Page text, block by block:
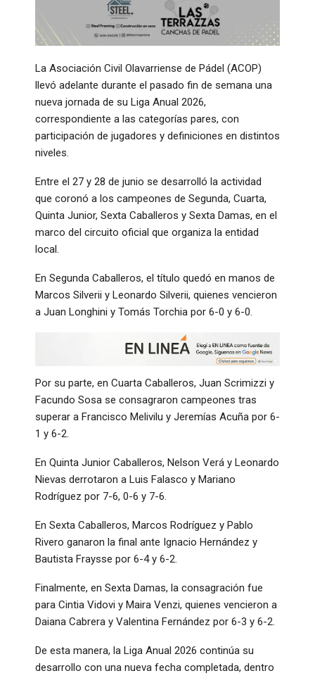
La Asociación Civil Olavarriense de Pádel (ACOP)
llevó adelante durante el pasado fin de semana una
nueva jornada de su Liga Anual 2026,
correspondiente a las categorías pares, con
participación de jugadores y definiciones en distintos
niveles.
Entre el 27 y 28 de junio se desarrolló la actividad
que coronó a los campeones de Segunda, Cuarta,
Quinta Junior, Sexta Caballeros y Sexta Damas, en el
marco del circuito oficial que organiza la entidad
local.
En Segunda Caballeros, el título quedó en manos de
Marcos Silverii y Leonardo Silverii, quienes vencieron
a Juan Longhini y Tomás Torchia por 6-0 y 6-0.
Por su parte, en Cuarta Caballeros, Juan Scrimizzi y
Facundo Sosa se consagraron campeones tras
superar a Francisco Melivilu y Jeremías Acuña por 6-
1 y 6-2.
En Quinta Junior Caballeros, Nelson Verá y Leonardo
Nievas derrotaron a Luis Falasco y Mariano
Rodríguez por 7-6, 0-6 y 7-6.
En Sexta Caballeros, Marcos Rodríguez y Pablo
Rivero ganaron la final ante Ignacio Hernández y
Bautista Fraysse por 6-4 y 6-2.
Finalmente, en Sexta Damas, la consagración fue
para Cintia Vidovi y Maira Venzi, quienes vencieron a
Daiana Cabrera y Valentina Fernández por 6-3 y 6-2.
De esta manera, la Liga Anual 2026 continúa su
desarrollo con una nueva fecha completada, dentro